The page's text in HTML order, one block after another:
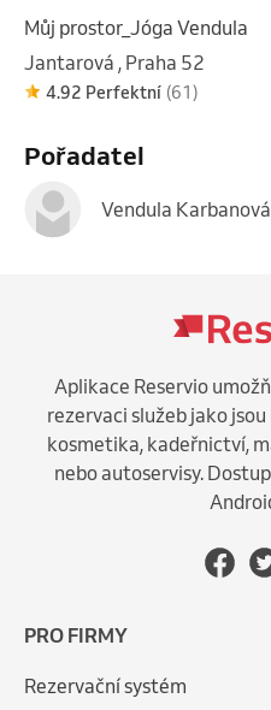
Můj prostor_Jóga Vendula
Jantarová , Praha 52
4.92 Perfektní (61)
Pořadatel
Vendula Karbanová
Aplikace Reservio
rezervaci služeb jako
kosmetika, kadeřnictví,
nebo autoservisy.
PRO FIRMY
Rezervační systém